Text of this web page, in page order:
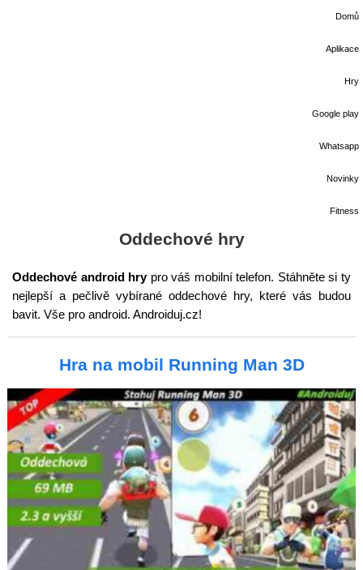
Domů
Aplikace
Hry
Google play
Whatsapp
Novinky
Fitness
Oddechové hry
Oddechové android hrypro váš mobilní telefon. Stáhněte si ty
nejlepší a pečlivě vybírané oddechové hry, které vás budou
bavit. Vše pro android. Androiduj.cz!
Hra na mobil Running Man 3D